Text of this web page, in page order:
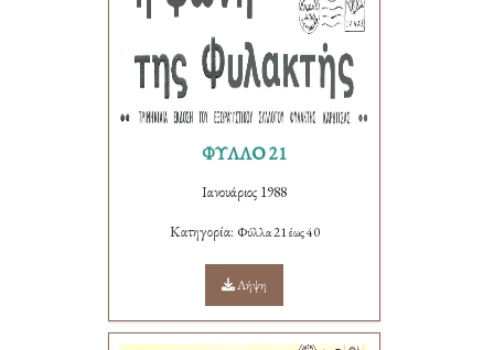
ΦΥΛΛΟ 21
Ιανουάριος 1988
Κατηγορία: Φύλλα 21 έως 40
Λήψη